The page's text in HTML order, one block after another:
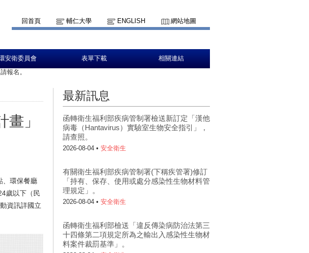
回首頁 輔仁大學 ENGLISH 網站地圖
安衛委員會 表單下載 相關連結
報名。
」
、環保餐廳
歲以下（民
資訊詳國立
最新訊息
函轉衛生福利部疾病管制署檢送新訂定「漢他
病毒（Hantavirus）實驗室生物安全指引」，
請查照。
2026-08-04 • 安全衛生
有關衛生福利部疾病管制署(下稱疾管署)修訂
「持有、保存、使用或處分感染性生物材料管
理規定」。
2026-08-04 • 安全衛生
函轉衛生福利部檢送「違反傳染病防治法第三
十四條第二項規定所為之輸出入感染性生物材
料案件裁罰基準」。